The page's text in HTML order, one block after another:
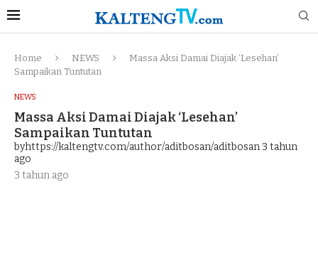
Home NEWS
Massa Aksi Damai Diajak ‘Lesehan’
Sampaikan Tuntutan
NEWS
Massa Aksi Damai Diajak ‘Lesehan’
Sampaikan Tuntutan
byhttps://kaltengtv.com/author/aditbosan/aditbosan3 tahun
ago
3 tahun ago